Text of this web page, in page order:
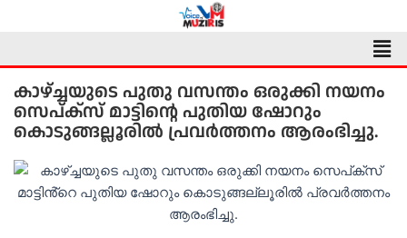
കാഴ്ച്ചയുടെ പുതു വസന്തം ഒരുക്കി നയനം
സെപ്ക്സ് മാട്ടിൻ്റെ പുതിയ ഷോറും
കൊടുങ്ങല്ലൂരിൽ പ്രവർത്തനം ആരംഭിച്ചു.